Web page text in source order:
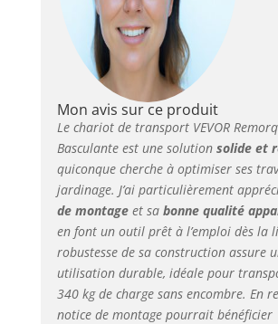
d'objets.
des plaques
mm, et le
est
sécurisé.
améliore la
de charge
en
déformation.
Remorque
Capacité :
remorque à
Mon avis sur ce produit
Le chariot de transport VEVOR
Basculante est une solution solide et
quiconque cherche à optimiser ses
jardinage. J’ai particulièrement
de montageet sa bonne qualité
en font un outil prêt à l’emploi dès la
robustesse de sa construction assure
utilisation durable, idéale pour
340 kg de charge sans encombre. En
notice de montage pourrait bénéficier